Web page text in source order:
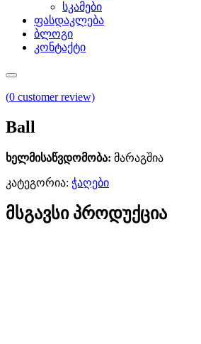
სკამები
ფასდაკლება
ბლოგი
კონტაქტი
(0 customer review)
Ball
ხელმისაწვდომობა: მარაგშია
კატეგორია: ჭაღები
მსგავსი პროდუქცია